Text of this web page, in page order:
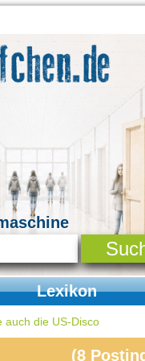
Lexikon
Lexikon
auch die US-Disco
(8